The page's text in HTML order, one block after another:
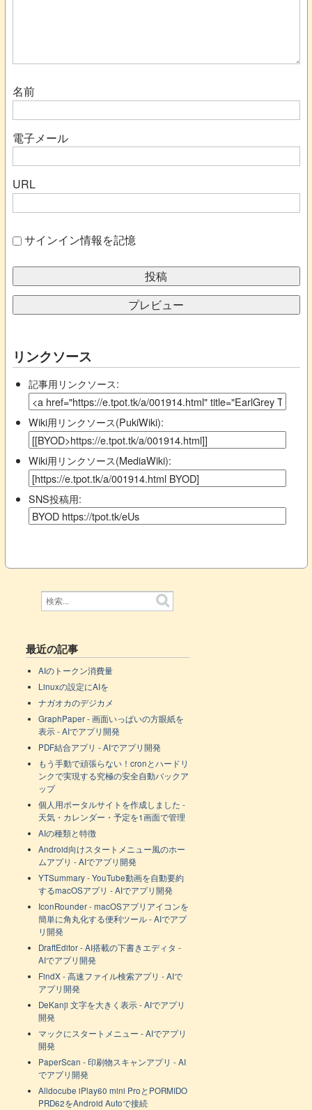
名前
電子メール
URL
サインイン情報を記憶
リンクソース
記事用リンクソース:
Wiki用リンクソース(PukiWiki):
Wiki用リンクソース(MediaWiki):
SNS投稿用:
最近の記事
AIのトークン消費量
Linuxの設定にAIを
ナガオカのデジカメ
GraphPaper - 画面いっぱいの方眼紙を
表示 - AIでアプリ開発
PDF結合アプリ - AIでアプリ開発
もう手動で頑張らない！cronとハードリ
ンクで実現する究極の安全自動バックア
ップ
個人用ポータルサイトを作成しました -
天気・カレンダー・予定を1画面で管理
AIの種類と特徴
Android向けスタートメニュー風のホー
ムアプリ - AIでアプリ開発
YTSummary - YouTube動画を自動要約
するmacOSアプリ - AIでアプリ開発
IconRounder - macOSアプリアイコンを
簡単に角丸化する便利ツール - AIでアプ
リ開発
DraftEditor - AI搭載の下書きエディタ -
AIでアプリ開発
FindX - 高速ファイル検索アプリ - AIで
アプリ開発
DeKanji 文字を大きく表示 - AIでアプリ
開発
マックにスタートメニュー - AIでアプリ
開発
PaperScan - 印刷物スキャンアプリ - AI
でアプリ開発
Alldocube iPlay60 mini ProとPORMIDO
PRD62をAndroid Autoで接続